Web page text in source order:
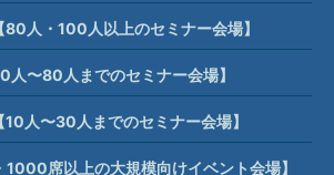
人・100人以上のセミナー会場】
人〜80人までのセミナー会場】
人〜30人までのセミナー会場】
席以上の大規模向けイベント会場】